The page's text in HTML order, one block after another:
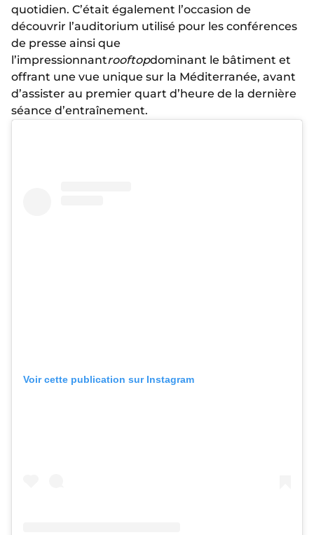
quotidien. C’était également l’occasion de
découvrir l’auditorium utilisé pour les conférences
de presse ainsi que
l’impressionnantrooftopdominant le bâtiment et
offrant une vue unique sur la Méditerranée, avant
d’assister au premier quart d’heure de la dernière
séance d’entraînement.
Voir cette publication sur Instagram